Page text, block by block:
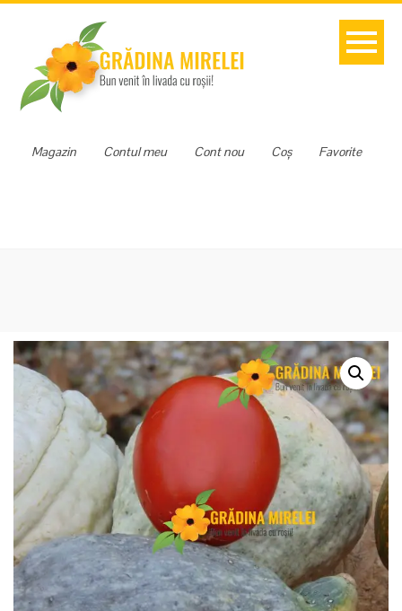
Favorite
Coș
Cont nou
Contul meu
Magazin